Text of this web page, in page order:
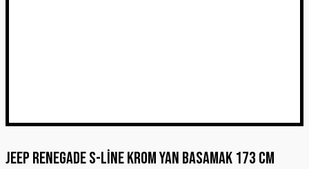
Jeep Renegade S-Line Krom Yan Basamak 173 Cm